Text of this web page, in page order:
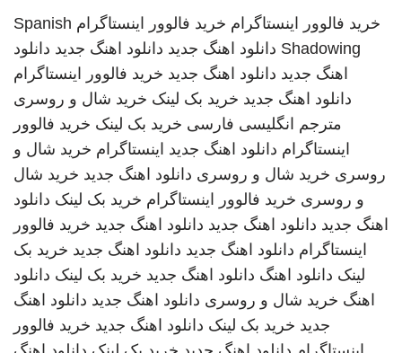
خرید فالوور اینستاگرام خرید فالوور اینستاگرام Spanish
Shadowing دانلود اهنگ جدید دانلود اهنگ جدید دانلود
اهنگ جدید دانلود اهنگ جدید خرید فالوور اینستاگرام
دانلود اهنگ جدید خرید بک لینک خرید شال و روسری
مترجم انگلیسی فارسی خرید بک لینک خرید فالوور
اینستاگرام دانلود اهنگ جدید اینستاگرام خرید شال و
روسری خرید شال و روسری دانلود اهنگ جدید خرید شال
و روسری خرید فالوور اینستاگرام خرید بک لینک دانلود
اهنگ جدید دانلود اهنگ جدید دانلود اهنگ جدید خرید فالوور
اینستاگرام دانلود اهنگ جدید دانلود اهنگ جدید خرید بک
لینک دانلود اهنگ دانلود اهنگ جدید خرید بک لینک دانلود
اهنگ خرید شال و روسری دانلود اهنگ جدید دانلود اهنگ
جدید خرید بک لینک دانلود اهنگ جدید خرید فالوور